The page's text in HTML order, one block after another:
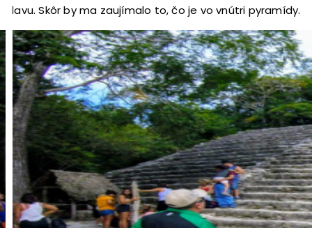
hlavu. Skôr by ma zaujímalo to, čo je vo vnútri pyramídy.